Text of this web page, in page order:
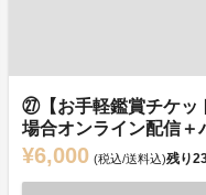
㉗【お手軽鑑賞チケッ
場合オンライン配信＋
¥6,000 (税込/送料込)残り